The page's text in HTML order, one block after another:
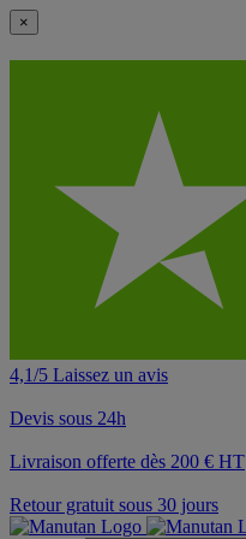
×
4,1/5 Laissez un avis
Devis sous 24h
Livraison offerte dès 200 € HT
Retour gratuit sous 30 jours